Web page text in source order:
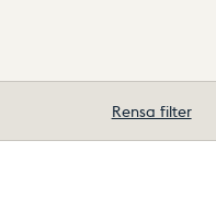
Rensa filter